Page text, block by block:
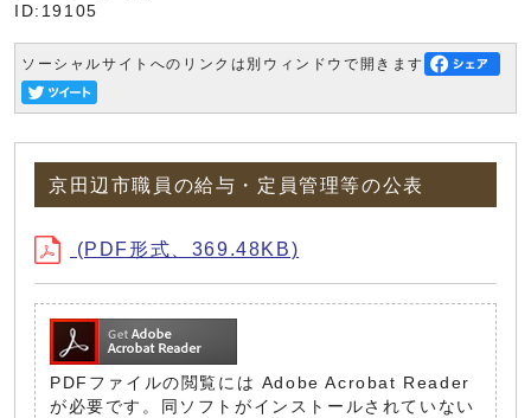
ID:19105
ソーシャルサイトへのリンクは別ウィンドウで開きます
京田辺市職員の給与・定員管理等の公表
(PDF形式、369.48KB)
PDFファイルの閲覧には Adobe Acrobat Reader
が必要です。同ソフトがインストールされていない